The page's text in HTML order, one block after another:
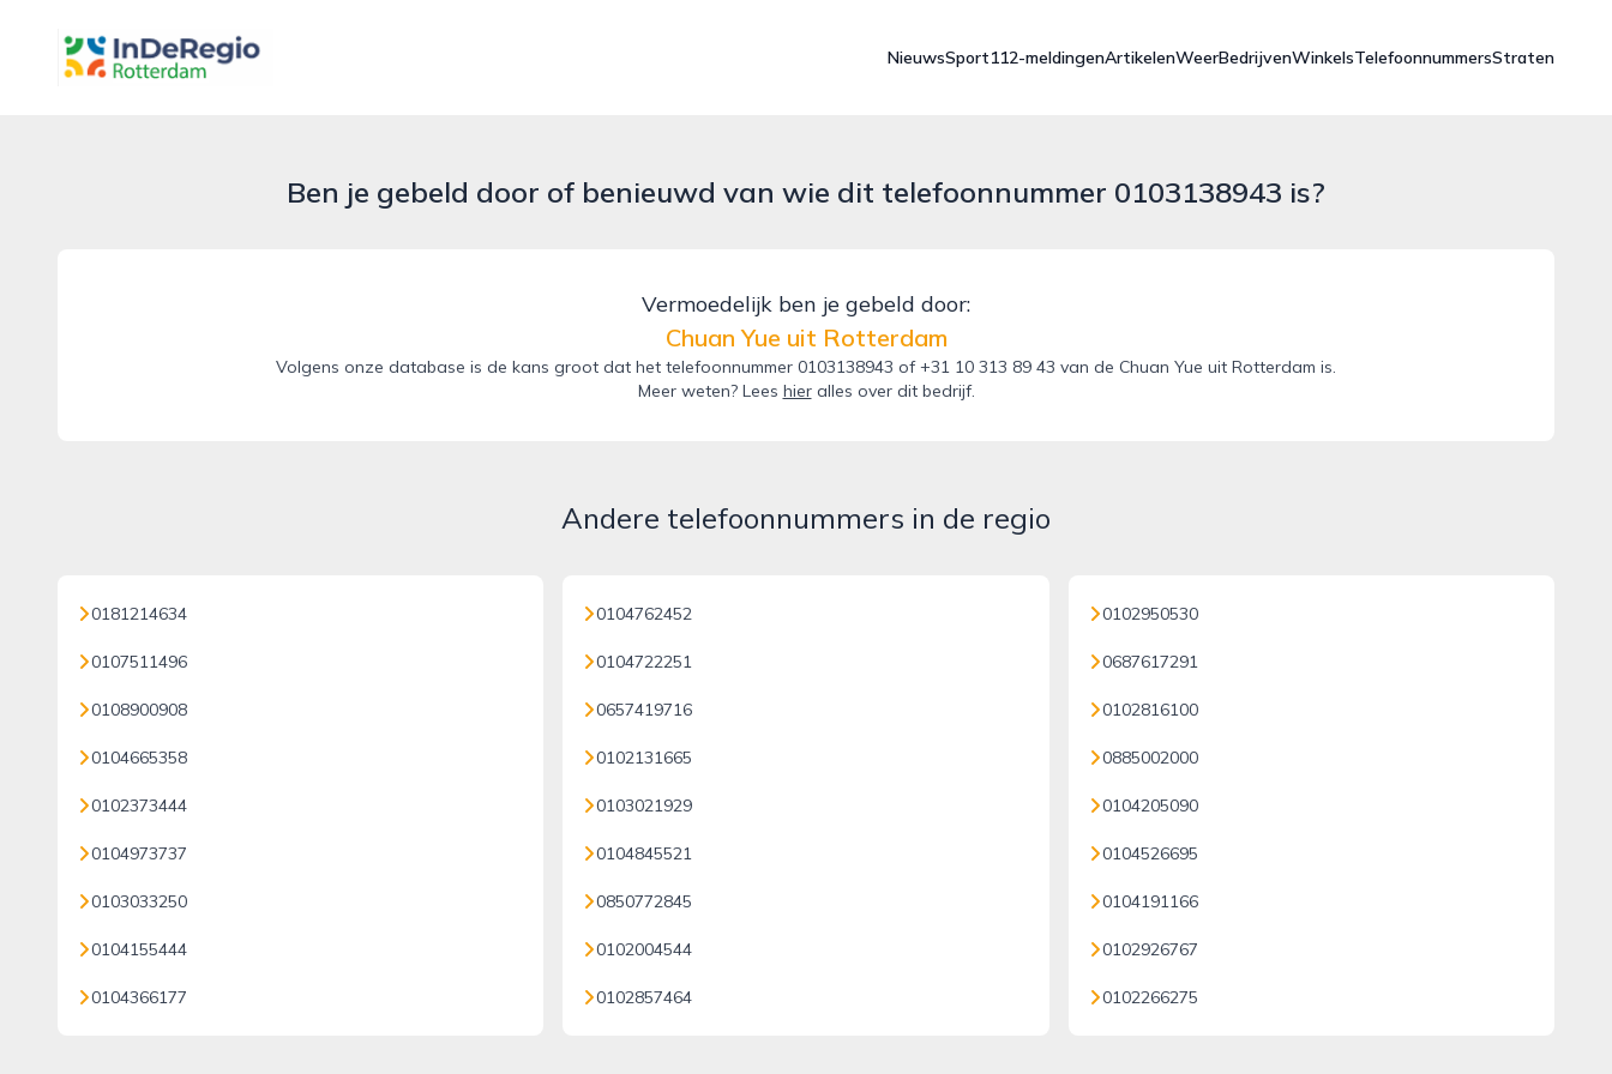
inderegiorotterdam.nl
NieuwsSport112-meldingenArtikelenWeerBedrijvenWinkelsTelefoonnummersStraten
Ben je gebeld door of benieuwd van wie dit telefoonnummer 0103138943 is?
Vermoedelijk ben je gebeld door:
Chuan Yue uit Rotterdam
Volgens onze database is de kans groot dat het telefoonnummer 0103138943 of +31 10 313 89 43 van de Chuan Yue uit Rotterdam is.
Meer weten? Lees hieralles over dit bedrijf.
Andere telefoonnummers in de regio
0181214634
0107511496
0108900908
0104665358
0102373444
0104973737
0103033250
0104155444
0104366177
0104762452
0104722251
0657419716
0102131665
0103021929
0104845521
0850772845
0102004544
0102857464
0102950530
0687617291
0102816100
0885002000
0104205090
0104526695
0104191166
0102926767
0102266275